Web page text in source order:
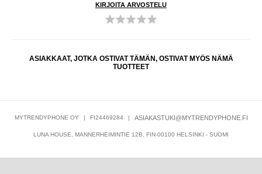
KIRJOITA ARVOSTELU
ASIAKKAAT, JOTKA OSTIVAT TÄMÄN, OSTIVAT MYÖS NÄMÄ
TUOTTEET
MYTRENDYPHONE OY | FI24469284 | ASIAKASTUKI@MYTRENDYPHONE.FI
LUNA HOUSE, MANNERHEIMINTIE 12B, FIN-00100 HELSINKI - SUOMI